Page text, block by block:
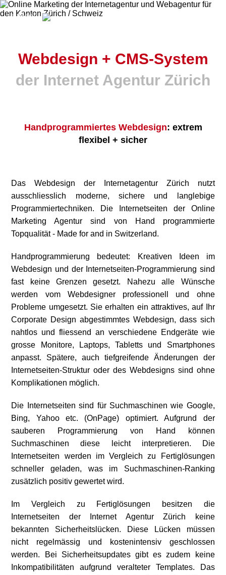
≡ Menü
Webdesign + CMS-System
der Internet Agentur Zürich
Handprogrammiertes Webdesign: extrem
flexibel + sicher
DasWebdesign der Internetagentur Zürich nutzt
ausschliesslich moderne, sichere und langlebige
Programmiertechniken. Die Internetseiten der Online
Marketing Agentur sind von Hand programmierte
Topqualität - Made for and in Switzerland.
Handprogrammierung bedeutet: Kreativen Ideen im
Webdesign und der Internetseiten-Programmierung sind
fast keine Grenzen gesetzt. Nahezu alle Wünsche
werden vom Webdesignerprofessionell und ohne
Probleme umgesetzt. Sie erhalten ein attraktives, auf Ihr
Corporate Design abgestimmtes Webdesign, dass sich
nahtlos und fliessend an verschiedene Endgeräte wie
grosse Monitore, Laptops, Tabletts und Smartphones
anpasst. Spätere, auch tiefgreifende Änderungen der
Internetseiten-Struktur oder des Webdesigns sind ohne
Komplikationen möglich.
Die Internetseiten sind für Suchmaschinen wie Google,
Bing, Yahoo etc. (OnPage) optimiert. Aufgrund der
sauberen
Programmierung von Hand können
Suchmaschinen diese leicht interpretieren. Die
Internetseiten werden im Vergleich zu Fertiglösungen
schneller geladen, was im Suchmaschinen-Ranking
zusätzlich positiv gewertet wird.
Im Vergleich zu Fertiglösungen besitzen die
Internetseiten der
Internet Agentur Zürich
keine
bekannten Sicherheitslücken. Diese Lücken müssen
nicht regelmässig und kostenintensiv geschlossen
werden. Bei Sicherheitsupdates gibt es zudem keine
Inkompatibilitäten aufgrund veralteter Templates. Das